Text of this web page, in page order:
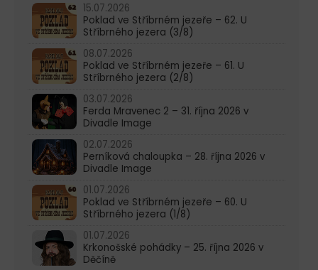
15.07.2026
Poklad ve Stříbrném jezeře – 62. U
Stříbrného jezera (3/8)
08.07.2026
Poklad ve Stříbrném jezeře – 61. U
Stříbrného jezera (2/8)
03.07.2026
Ferda Mravenec 2 – 31. října 2026 v
Divadle Image
02.07.2026
Perníková chaloupka – 28. října 2026 v
Divadle Image
01.07.2026
Poklad ve Stříbrném jezeře – 60. U
Stříbrného jezera (1/8)
01.07.2026
Krkonošské pohádky – 25. října 2026 v
Děčíně